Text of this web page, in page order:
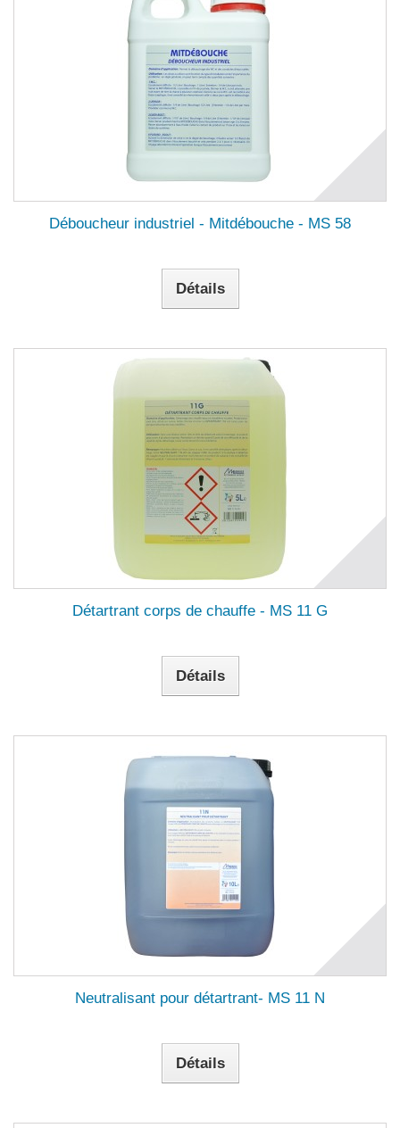
Déboucheur industriel - Mitdébouche - MS 58
Détails
Détartrant corps de chauffe - MS 11 G
Détails
Neutralisant pour détartrant- MS 11 N
Détails